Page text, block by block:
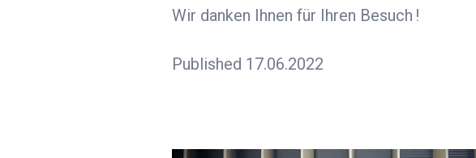
Wir danken Ihnen für Ihren Besuch !
Published 17.06.2022